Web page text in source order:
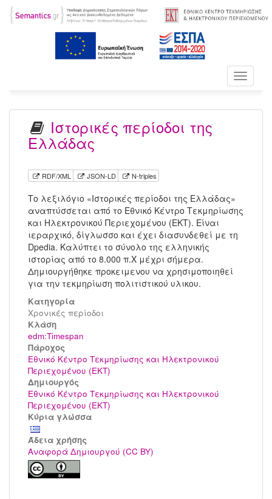
Toggle
Ιστορικές περίοδοι της
Ελλάδας
RDF/XML JSON-LD N-triples
Το λεξιλόγιο «Ιστορικές περίοδοι της Ελλάδας»
αναπτύσσεται από το Εθνικό Κέντρο Τεκμηρίωσης
και Ηλεκτρονικού Περιεχομένου (ΕΚΤ). Είναι
ιεραρχικό, δίγλωσσο και έχει διασυνδεθεί με τη
Dpedia. Καλύπτει το σύνολο της ελληνικής
ιστορίας από το 8.000 π.Χ μέχρι σήμερα.
Δημιουργήθηκε προκειμενου να χρησιμοποιηθεί
για την τεκμηρίωση πολιτιστικού υλικου.
Κατηγορία
Χρονικές περίοδοι
Kλάση
edm:Timespan
Πάροχος
Εθνικό Κέντρο Τεκμηρίωσης και Ηλεκτρονικού
Περιεχομένου (ΕΚΤ)
Δημιουργός
Εθνικό Κέντρο Τεκμηρίωσης και Ηλεκτρονικού
Περιεχομένου (ΕΚΤ)
Κύρια γλώσσα
Άδεια χρήσης
Αναφορά Δημιουργού (CC BY)